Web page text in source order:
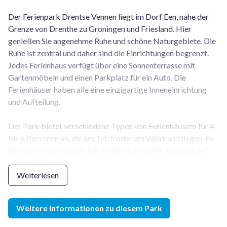
Der Ferienpark Drentse Vennen liegt im Dorf Een, nahe der
Grenze von Drenthe zu Groningen und Friesland. Hier
genießen Sie angenehme Ruhe und schöne Naturgebiete. Die
Ruhe ist zentral und daher sind die Einrichtungen begrenzt.
Jedes Ferienhaus verfügt über eine Sonnenterrasse mit
Gartenmöbeln und einen Parkplatz für ein Auto. Die
Ferienhäuser haben alle eine einzigartige Inneneinrichtung
und Aufteilung.
Der Park bietet verschiedene Typen von Ferienhäusern für 4
bis 6 Personen an, die am Teich oder am Waldrand liegen. Es
die Heidelandschaft. Mit dem Fahrrad sind die gemütlichen
Dörfer Norg und Roden zu erreichen, wo Sie nette Geschäfte
und Restaurants finden.
DerFerienpark Drentse Vennen in Eenist das ideale
Weiterlesen
Weitere Informationen zu diesem Park